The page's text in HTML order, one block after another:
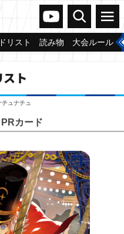
ヴァンガードch
検索 メニュー
リスト 読み物 大会ルール
ト
ュナチュ
PRカード